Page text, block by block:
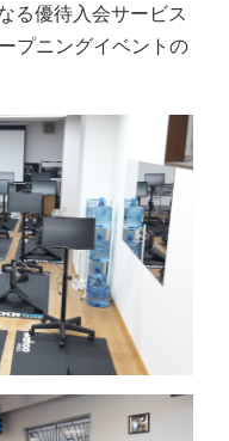
る優待入会サービス
プニングイベントの